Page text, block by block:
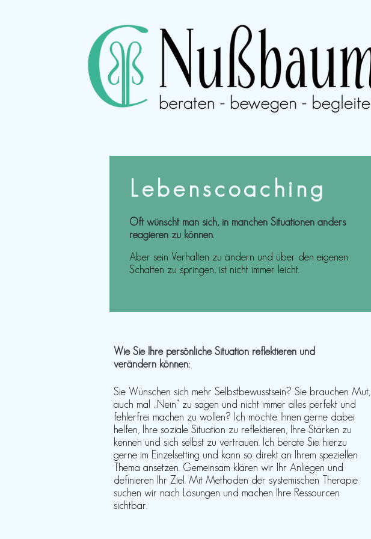
Lebenscoaching
Oft wünscht man sich, in manchen Situationen anders
reagieren zu können.
Aber sein Verhalten zu ändern und über den eigenen
Schatten zu springen, ist nicht immer leicht.
Wie Sie Ihre persönliche Situation reflektieren und
verändern können:
Sie Wünschen sich mehr Selbstbewusstsein? Sie brauchen Mut,
auch mal „Nein“ zu sagen und nicht immer alles perfekt und
fehlerfrei machen zu wollen? Ich möchte Ihnen gerne dabei
helfen, Ihre soziale Situation zu reflektieren, Ihre Stärken zu
kennen und sich selbst zu vertrauen. Ich berate Sie hierzu
gerne im Einzelsetting und kann so direkt an Ihrem speziellen
Thema ansetzen. Gemeinsam klären wir Ihr Anliegen und
definieren Ihr Ziel. Mit Methoden der systemischen Therapie
suchen wir nach Lösungen und machen Ihre Ressourcen
sichtbar.